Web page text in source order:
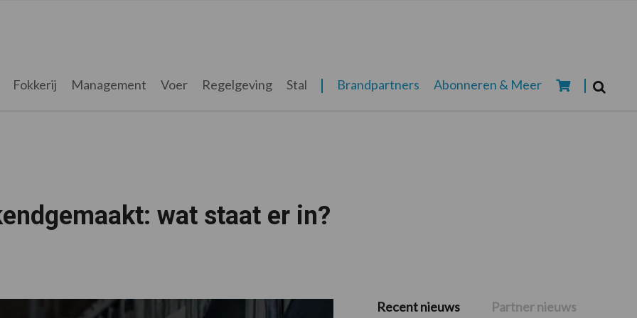
Fokkerij Management Voer Regelgeving Stal Brandpartners Abonneren & Meer
wat staat er in?
Primaire
Recent nieuws Partner nieuws